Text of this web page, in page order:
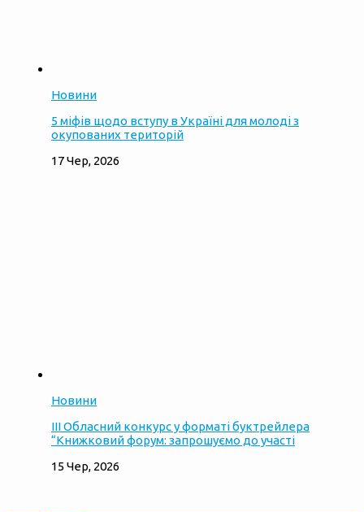
Новини
5 міфів щодо вступу в Україні для молоді з
окупованих територій
17 Чер, 2026
Новини
ІІІ Обласний конкурс у форматі буктрейлера
“Книжковий форум: запрошуємо до участі
15 Чер, 2026